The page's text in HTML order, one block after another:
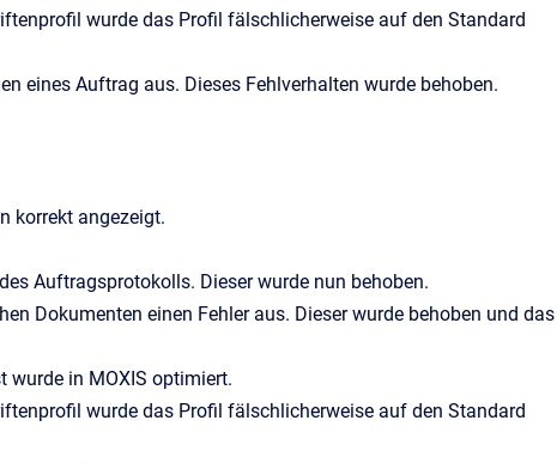
wurde das Profil fälschlicherweise auf den Standard
eines Auftrag aus. Dieses Fehlverhalten wurde behoben.
korrekt angezeigt.
Auftragsprotokolls. Dieser wurde nun behoben.
Dokumenten einen Fehler aus. Dieser wurde behoben und das
wurde in MOXIS optimiert.
wurde das Profil fälschlicherweise auf den Standard